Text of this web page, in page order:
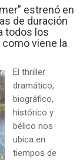
estrenó en
de duración
todos los
viene la
El thriller
dramático,
biográfico,
histórico y
bélico nos
ubica en
tiempos de